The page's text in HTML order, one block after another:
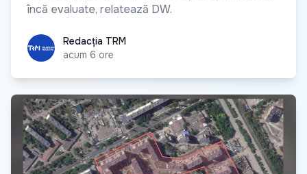
încă evaluate, relatează DW.
Redacția TRM
Redacția TRM
acum 6 ore